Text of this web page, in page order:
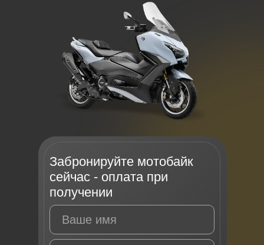
Забронируйте мотобайк
сейчас - оплата при
получении